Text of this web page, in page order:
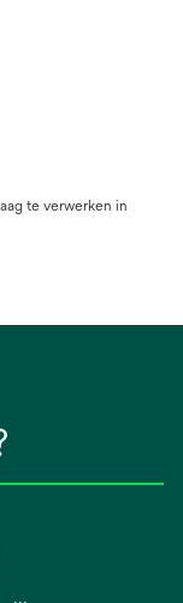
te verwerken in